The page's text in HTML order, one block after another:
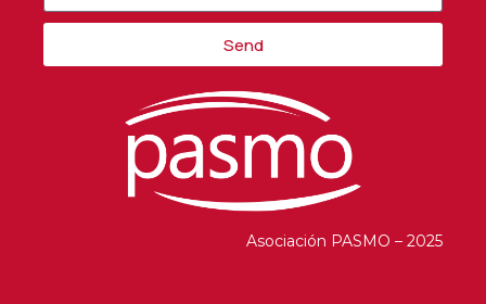
Send
Asociación PASMO – 2025